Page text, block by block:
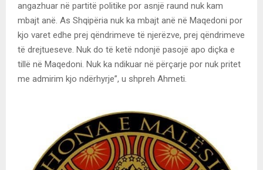
angazhuar në partitë politike por asnjë raund nuk kam
mbajt anë. As Shqipëria nuk ka mbajt anë në Maqedoni por
kjo varet edhe prej qëndrimeve të njerëzve, prej qëndrimeve
të drejtueseve. Nuk do të ketë ndonjë pasojë apo diçka e
tillë në Maqedoni. Nuk ka ndikuar në përçarje por nuk pritet
me admirim kjo ndërhyrje”, u shpreh Ahmeti.